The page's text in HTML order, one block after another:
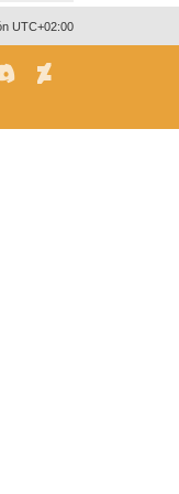
UTC+02:00